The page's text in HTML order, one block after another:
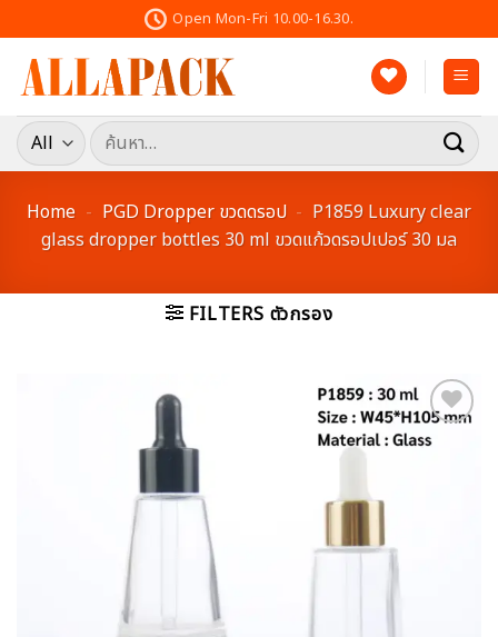
to
content
Open Mon-Fri 10.00-16.30.
ค้นหา:
Home - PGD Dropper ขวดดรอป - P1859 Luxury clear
glass dropper bottles 30 ml ขวดแก้วดรอปเปอร์ 30 มล
FILTERS ตัวกรอง